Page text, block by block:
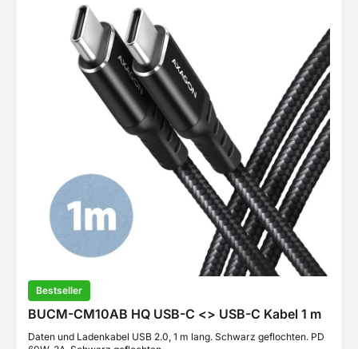
Bestseller
BUCM-CM10AB HQ USB-C <> USB-C Kabel 1 m
Daten und Ladenkabel USB 2.0, 1 m lang. Schwarz geflochten. PD